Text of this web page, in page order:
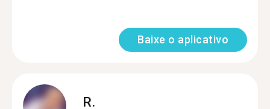
Baixe o aplicativo
R.